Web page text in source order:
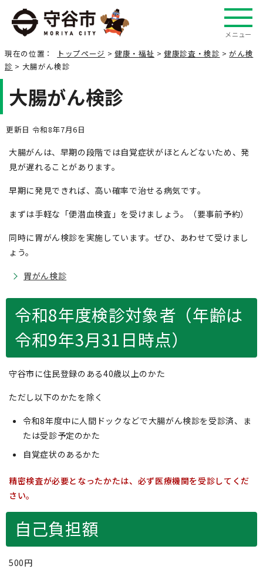
メニュー
現在の位置： トップページ > 健康・福祉 >健康診査・検診 >がん検
診 > 大腸がん検診
大腸がん検診
更新日 令和8年7月6日
大腸がんは、早期の段階では自覚症状がほとんどないため、発
見が遅れることがあります。
早期に発見できれば、高い確率で治せる病気です。
まずは手軽な「便潜血検査」を受けましょう。（要事前予約）
同時に胃がん検診を実施しています。ぜひ、あわせて受けまし
ょう。
胃がん検診
令和8年度検診対象者（年齢は
令和9年3月31日時点）
守谷市に住民登録のある40歳以上のかた
ただし以下のかたを除く
令和8年度中に人間ドックなどで大腸がん検診を受診済、ま
たは受診予定のかた
自覚症状のあるかた
精密検査が必要となったかたは、必ず医療機関を受診してくだ
さい。
自己負担額
500円